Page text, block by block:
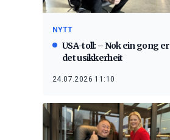
NYTT
USA-toll: – Nok ein gong er
det usikkerheit
24.07.2026 11:10